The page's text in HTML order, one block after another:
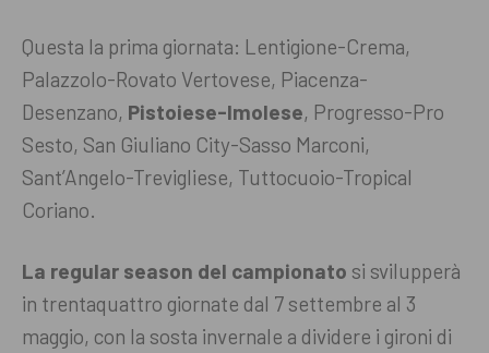
Questa la prima giornata: Lentigione-Crema,
Palazzolo-Rovato Vertovese, Piacenza-
Desenzano, Pistoiese-Imolese, Progresso-Pro
Sesto, San Giuliano City-Sasso Marconi,
Sant’Angelo-Trevigliese, Tuttocuoio-Tropical
Coriano.
La regular season del campionato si svilupperà
in trentaquattro giornate dal 7 settembre al 3
maggio, con la sosta invernale a dividere i gironi di